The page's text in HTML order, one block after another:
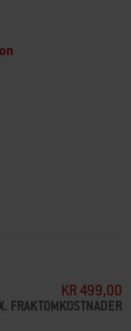
KR 499,00
FRAKTOMKOSTNADER